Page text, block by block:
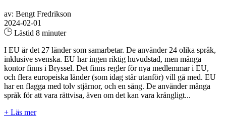
av: Bengt Fredrikson
2024-02-01
Lästid 8 minuter
I EU är det 27 länder som samarbetar. De använder 24 olika språk,
inklusive svenska. EU har ingen riktig huvudstad, men många
kontor finns i Bryssel. Det finns regler för nya medlemmar i EU,
och flera europeiska länder (som idag står utanför) vill gå med. EU
har en flagga med tolv stjärnor, och en sång. De använder många
språk för att vara rättvisa, även om det kan vara krångligt...
+ Läs mer